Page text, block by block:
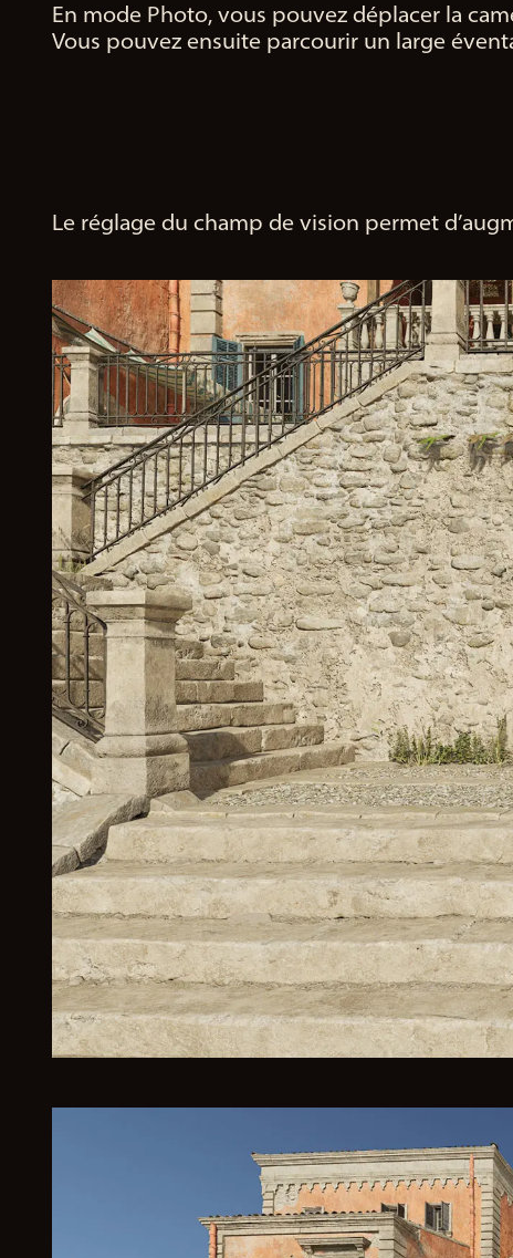
En mode Photo, vous pouvez déplacer la
Vous pouvez ensuite parcourir un large
Le réglage du champ de vision permet